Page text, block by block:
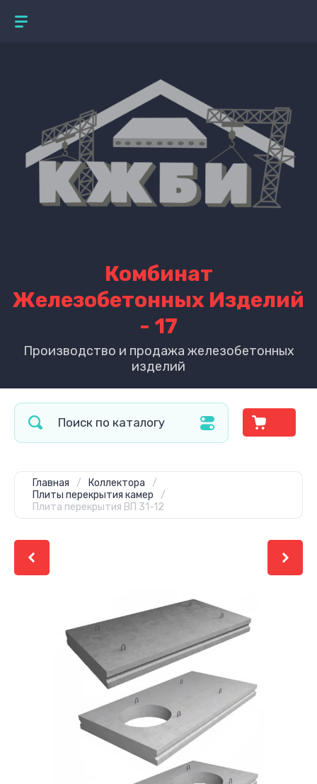
Комбинат
Железобетонных Изделий
- 17
Производство и продажа железобетонных
изделий
Главная / Коллектора
/
Плиты перекрытия камер
/
Плита перекрытия ВП 31-12